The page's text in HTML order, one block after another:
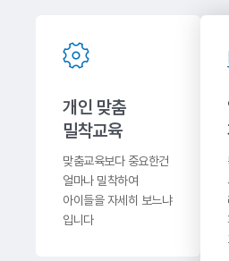
개인 맞춤
밀착교육
맞춤교육보다 중요한건
얼마나 밀착하여
아이들을 자세히 보느냐
입니다